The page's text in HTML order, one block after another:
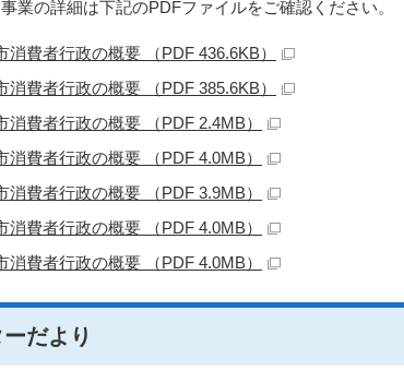
業の詳細は下記のPDFファイルをご確認ください。
消費者行政の概要 （PDF 436.6KB）
消費者行政の概要 （PDF 385.6KB）
消費者行政の概要 （PDF 2.4MB）
消費者行政の概要 （PDF 4.0MB）
消費者行政の概要 （PDF 3.9MB）
消費者行政の概要 （PDF 4.0MB）
消費者行政の概要 （PDF 4.0MB）
だより